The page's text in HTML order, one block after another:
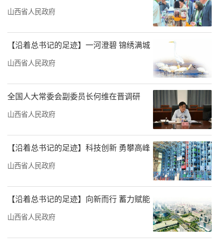
山西省人民政府
【沿着总书记的足迹】一河澄碧 锦绣满城
山西省人民政府
全国人大常委会副委员长何维在晋调研
山西省人民政府
【沿着总书记的足迹】科技创新 勇攀高峰
山西省人民政府
【沿着总书记的足迹】向新而行 蓄力赋能
山西省人民政府